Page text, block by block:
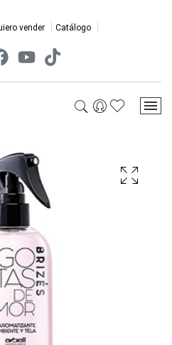
vender Catálogo